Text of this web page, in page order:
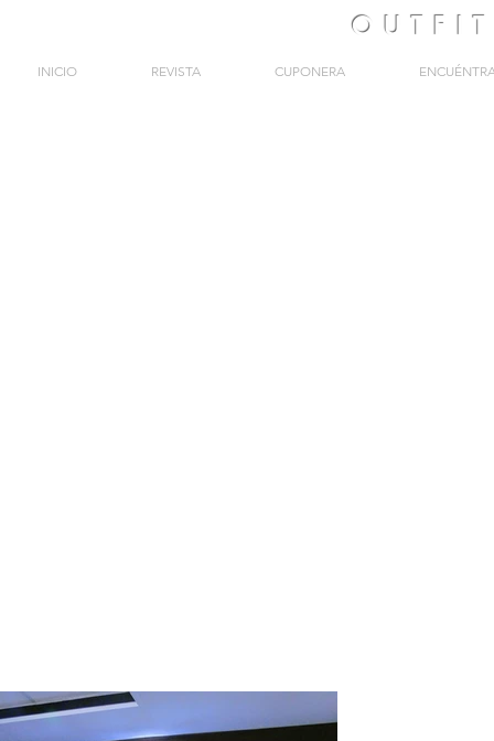
OUTFIT
INICIO REVISTA CUPONERA